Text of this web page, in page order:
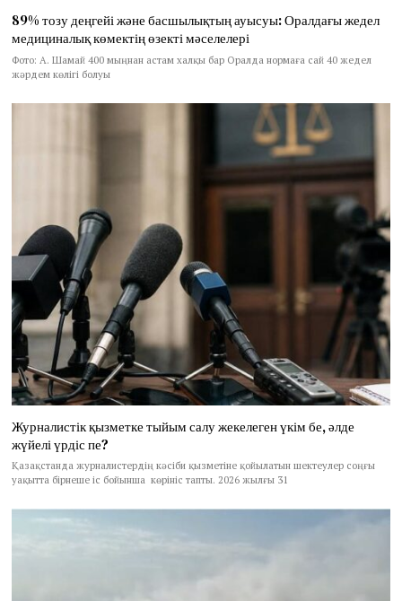
89% тозу деңгейі және басшылықтың ауысуы: Оралдағы жедел
медициналық көмектің өзекті мәселелері
Фото: А. Шамай 400 мыңнан астам халқы бар Оралда нормаға сай 40 жедел
жәрдем көлігі болуы
Журналистік қызметке тыйым салу жекелеген үкім бе, әлде
жүйелі үрдіс пе?
Қазақстанда журналистердің кәсіби қызметіне қойылатын шектеулер соңғы
уақытта бірнеше іс бойынша көрініс тапты. 2026 жылғы 31